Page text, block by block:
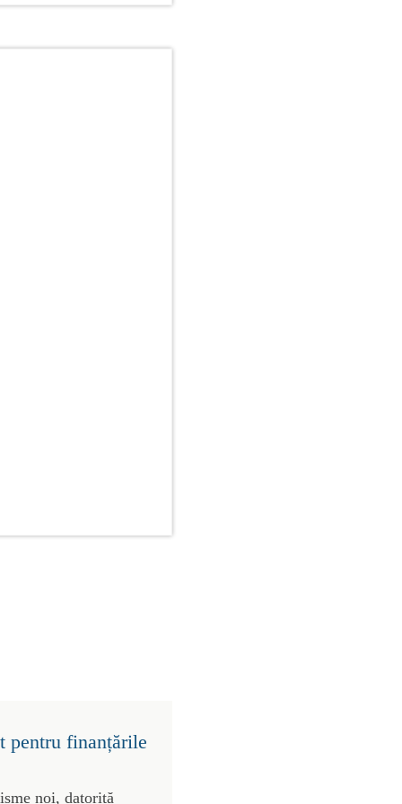
pentru finanțările
noi, datorită